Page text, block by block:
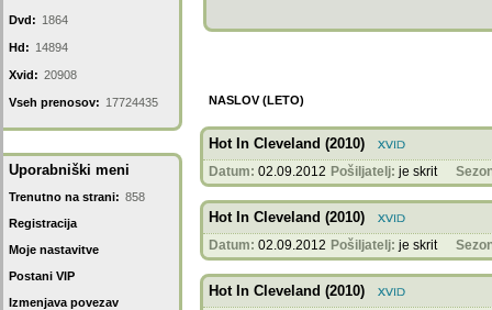
Dvd: 1864
Hd: 14894
Xvid: 20908
Vseh prenosov: 17724435
Uporabniški meni
Trenutno na strani: 858
Registracija
Moje nastavitve
Postani VIP
Izmenjava povezav
NASLOV (LETO)
Hot In Cleveland (2010)
Datum: 02.09.2012 Pošiljatelj: je skrit
Hot In Cleveland (2010)
Datum: 02.09.2012 Pošiljatelj: je skrit
Hot In Cleveland (2010)